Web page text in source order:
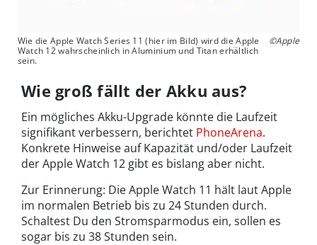
Wie die Apple Watch Series 11 (hier im Bild) wird die Apple
Watch 12 wahrscheinlich in Aluminium und Titan erhältlich
sein.
©Apple
Wie groß fällt der Akku aus?
Ein mögliches Akku-Upgrade könnte die Laufzeit
signifikant verbessern, berichtet PhoneArena.
Konkrete Hinweise auf Kapazität und/oder Laufzeit
der Apple Watch 12 gibt es bislang aber nicht.
Zur Erinnerung: Die Apple Watch 11 hält laut Apple
im normalen Betrieb bis zu 24 Stunden durch.
Schaltest Du den Stromsparmodus ein, sollen es
sogar bis zu 38 Stunden sein.